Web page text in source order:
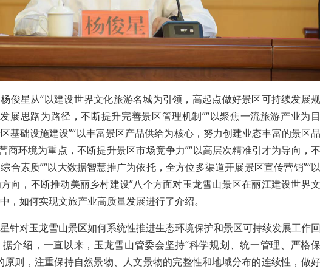
俊星从“以建设世界文化旅游名城为引领，高起点做好景区可持续发展规
展思路为路径，不断提升完善景区管理机制”“以聚焦一流旅游产业为目
基础设施建设”“以丰富景区产品供给为核心，努力创建业态丰富的景区品
商环境为重点，不断提升景区市场竞争力”“以高层次精准引才为导向，不
合素质”“以大数据智慧推广为依托，全方位多渠道开展景区宣传营销”“以
向，不断推动美丽乡村建设”八个方面对玉龙雪山景区在丽江建设世界文
，如何实现文旅产业高质量发展进行了介绍。
针对玉龙雪山景区如何系统性推进生态环境保护和景区可持续发展工作回
介绍，一直以来，玉龙雪山管委会坚持“科学规划、统一管理、严格保
原则，注重保持自然景物、人文景物的完整性和地域分布的连续性，做好